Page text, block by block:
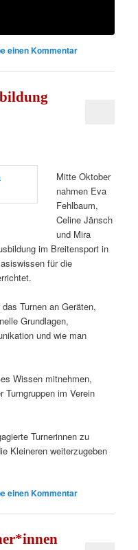
einen Kommentar
Mitte Oktober
nahmen Eva
Fehlbaum,
Celine Jänsch
und Mira
im Breitensport in
für die
Turnen an Geräten,
Grundlagen,
und wie man
Wissen mitnehmen,
Turngruppen im Verein
Turnerinnen zu
Kleineren weiterzugeben
einen Kommentar